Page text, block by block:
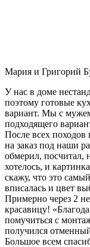
Мария и Григорий
У нас в доме
поэтому готовые
вариант. Мы с
подходящего
После всех
на заказ под наши
обмерил, посчитал,
хотелось, и
скажу, что это
вписалась и цвет
Примерно через 2
красавицу!
помучиться с
получился
Большое всем